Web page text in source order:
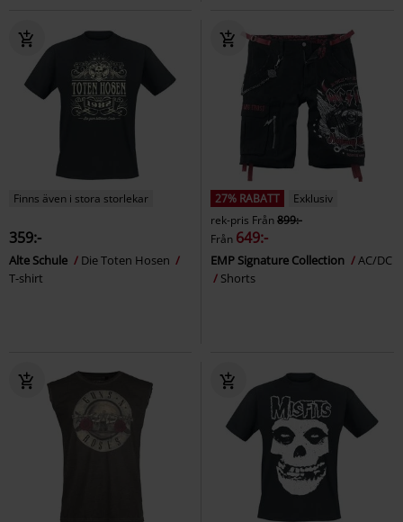
Finns även i stora storlekar
359:-
Alte Schule
Die Toten Hosen
T-shirt
27% RABATT
Exklusiv
rek-pris Från899:-
Från 649:-
EMP Signature Collection
AC/DC
Shorts